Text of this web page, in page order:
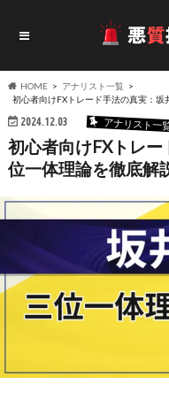
HOME
アナリスト一覧
初心者向けFXトレード手法の真実：坂
2024.12.03 アナリスト一
初心者向けFXトレ
位一体理論を徹底解